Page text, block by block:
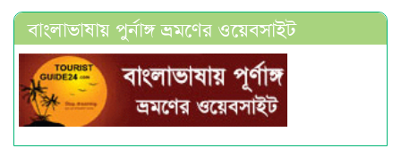
বাংলাভাষায় পুর্নাঙ্গ ভ্রমণের ওয়েবসাইট